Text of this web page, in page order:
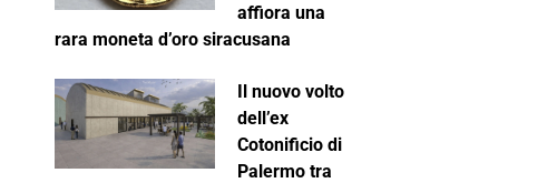
affiora una
rara moneta d’oro siracusana
Il nuovo volto
dell’ex
Cotonificio di
Palermo tra